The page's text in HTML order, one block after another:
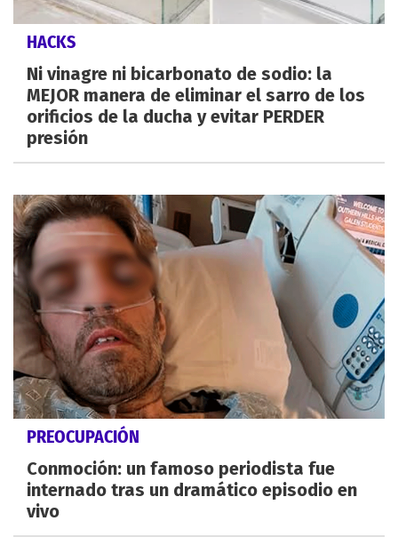
HACKS
Ni vinagre ni bicarbonato de sodio: la
MEJOR manera de eliminar el sarro de los
orificios de la ducha y evitar PERDER
presión
PREOCUPACIÓN
Conmoción: un famoso periodista fue
internado tras un dramático episodio en
vivo